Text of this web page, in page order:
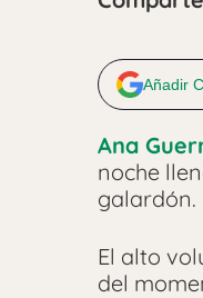
Añadir
Ana
noche
galardón.
El alto
del